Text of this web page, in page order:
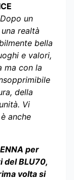
Dopo un
realtà
bella
e valori,
ma con la
della
Vi
anche
per
del BLU70,
volta si